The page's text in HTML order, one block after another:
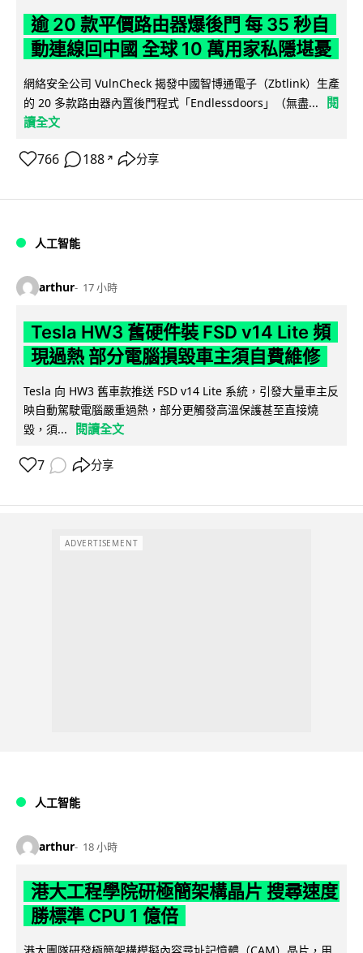
逾 20 款平價路由器爆後門 每 35 秒自
動連線回中國 全球 10 萬用家私隱堪憂
網絡安全公司 VulnCheck 揭發中國智博通電子（Zbtlink）生產
的 20 多款路由器內置後門程式「Endlessdoors」（無盡...
閱
讀全文
766 188 ↗ 分享
人工智能
arthur 17 小時
Tesla HW3 舊硬件裝 FSD v14 Lite 頻
現過熱 部分電腦損毀車主須自費維修
Tesla 向 HW3 舊車款推送 FSD v14 Lite 系統，引發大量車主反
映自動駕駛電腦嚴重過熱，部分更觸發高溫保護甚至直接燒
毀，須...
閱讀全文
7 分享
ADVERTISEMENT
人工智能
arthur 18 小時
港大工程學院研極簡架構晶片 搜尋速度
勝標準 CPU 1 億倍
港大團隊研發極簡架構模擬內容尋址記憶體（CAM）晶片，用